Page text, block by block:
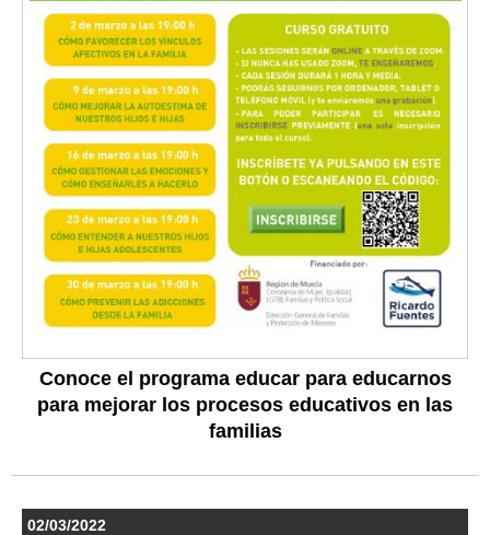
Conoce el programa educar para educarnos
para mejorar los procesos educativos en las
familias
02/03/2022